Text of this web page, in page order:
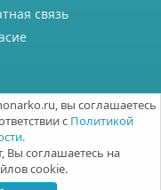
связь
вы соглашаетесь
с Политикой
Вы соглашаетесь на
cookie.